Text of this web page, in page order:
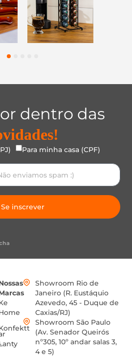
45
dentro das
Para minha casa (CPF)
Se inscrever
Showroom Rio de
Janeiro (R. Eustáquio
Azevedo, 45 - Duque de
Caxias/RJ)
Showroom São Paulo
(Av. Senador Queirós
nº305, 10º andar salas 3,
4 e 5)